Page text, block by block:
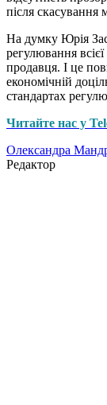
після скасування
На думку Юрія
регулювання
продавця. І це
економічній
стандартах
Читайте нас у
Олександра
Редактор